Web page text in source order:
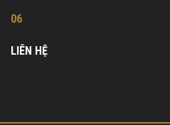
06
LIÊN HỆ